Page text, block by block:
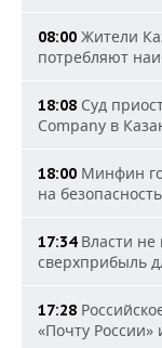
08:00 Жители
потребляют
18:08 Суд
Company в
18:00 Минфин
на безопасность
17:34Власти не
сверхприбыль
17:28
«Почту